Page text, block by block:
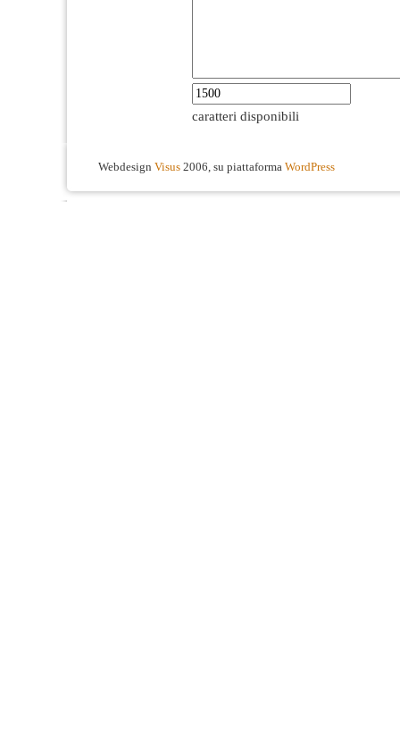
caratteri disponibili
Webdesign Visus 2006, su piattaforma WordPress